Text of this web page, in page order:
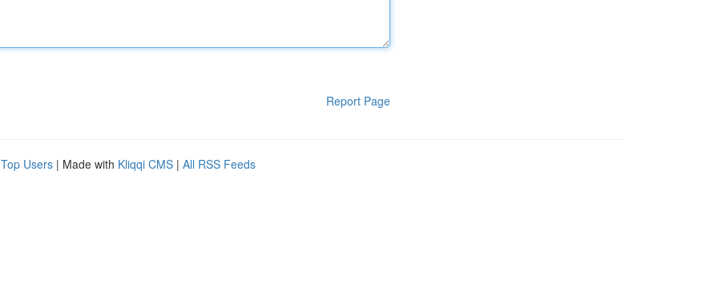
Report Page
Top Users | Made with Kliqqi CMS | All RSS Feeds